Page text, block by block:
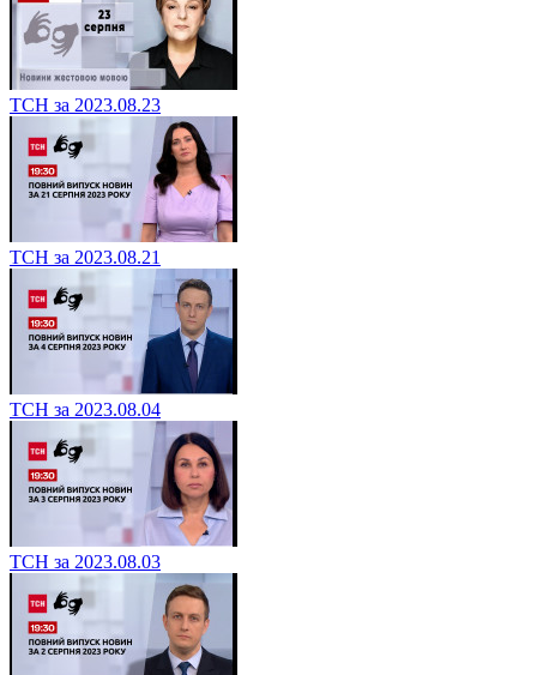
ТСН за 2023.08.23
ТСН за 2023.08.21
ТСН за 2023.08.04
ТСН за 2023.08.03